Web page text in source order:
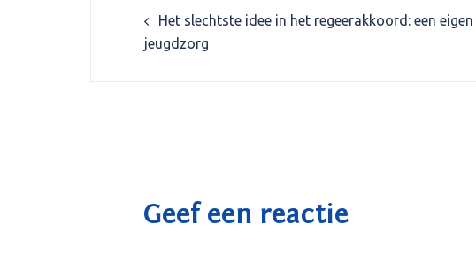
navigation
Het slechtste idee in het regeerakkoord: een
jeugdzorg
Geef een reactie